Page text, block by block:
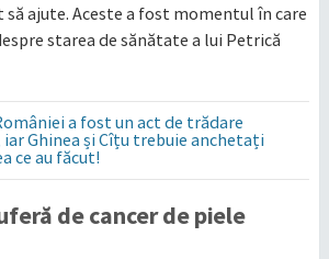
să ajute. Aceste a fost momentul în care
starea de sănătate a lui Petrică
a fost un act de trădare
Ghinea și Cîțu trebuie anchetați
ce au făcut!
de cancer de piele